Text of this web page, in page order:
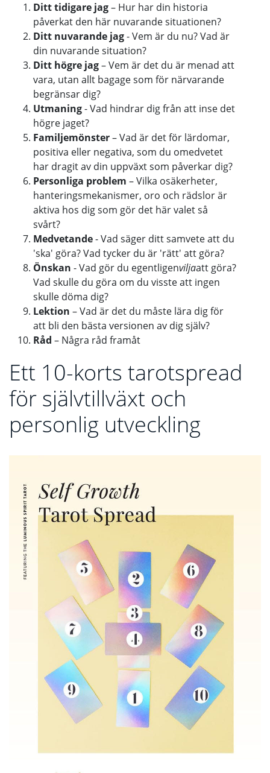
Ditt tidigare jag– Hur har din historia
påverkat den här nuvarande situationen?
Ditt nuvarande jag- Vem är du nu? Vad är
din nuvarande situation?
Ditt högre jag– Vem är det du är menad att
vara, utan allt bagage som för närvarande
begränsar dig?
Utmaning- Vad hindrar dig från att inse det
högre jaget?
Familjemönster– Vad är det för lärdomar,
positiva eller negativa, som du omedvetet
har dragit av din uppväxt som påverkar dig?
Personliga problem – Vilka osäkerheter,
hanteringsmekanismer, oro och rädslor är
aktiva hos dig som gör det här valet så
svårt?
Medvetande- Vad säger ditt samvete att du
'ska' göra? Vad tycker du är 'rätt' att göra?
Önskan - Vad gör du egentligenviljaatt göra?
Vad skulle du göra om du visste att ingen
skulle döma dig?
Lektion – Vad är det du måste lära dig för
att bli den bästa versionen av dig själv?
Råd – Några råd framåt
Ett 10-korts tarotspread
för självtillväxt och
personlig utveckling